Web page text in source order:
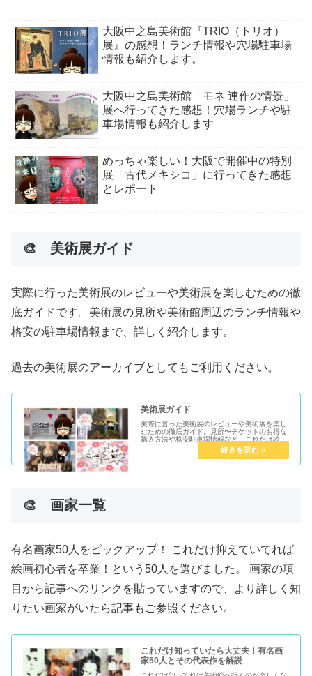
大阪中之島美術館『TRIO（トリオ）
展』の感想！ランチ情報や穴場駐車場
情報も紹介します。
大阪中之島美術館「モネ 連作の情景」
展へ行ってきた感想！穴場ランチや駐
車場情報も紹介します
めっちゃ楽しい！大阪で開催中の特別
展「古代メキシコ」に行ってきた感想
とレポート
🎨 美術展ガイド
実際に行った美術展のレビューや美術展を楽しむための徹
底ガイドです。美術展の見所や美術館周辺のランチ情報や
格安の駐車場情報まで、詳しく紹介します。
過去の美術展のアーカイブとしてもご利用ください。
美術展ガイド
実際に言った美術展のレビューや美術展を楽し
むための徹底ガイド。見所〜チケットのお得な
購入方法や格安駐車場情報など、これだけ読め
ば美術展を楽しみつくせます。過去の美術展の
アーカイブとしてもご利用ください。
🎨 画家一覧
有名画家50人をピックアップ！ これだけ抑えていてれば
絵画初心者を卒業！という50人を選びました。 画家の項
目から記事へのリンクを貼っていますので、より詳しく知
りたい画家がいたら記事もご参照ください。
これだけ知っていたら大丈夫！有名画
家50人とその代表作を解説